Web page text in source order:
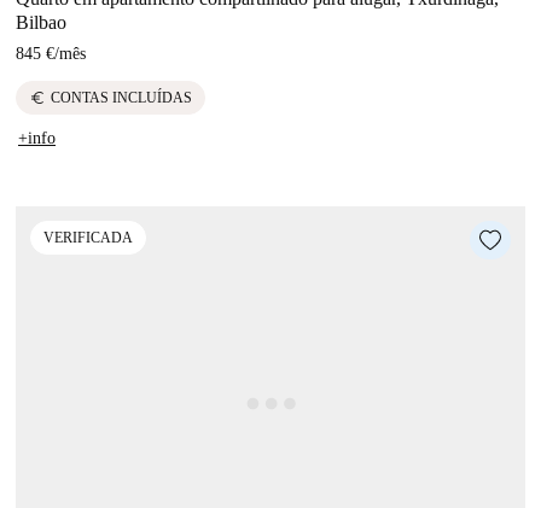
Bilbao
845 €/mês
euro CONTAS INCLUÍDAS
+info
VERIFICADA